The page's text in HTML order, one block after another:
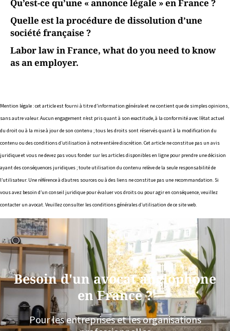
Qu’est-ce qu’une « annonce légale » en France ?
Quelle est la procédure de dissolution d’une
société française ?
Labor law in France, what do you need to know
as an employer.
Mention légale : cet article est fourni à titre d’information générale et ne contient que de simples opinions,
sans autre valeur. Aucun engagement n’est pris quant à son exactitude, à la conformité avec l’état actuel
du droit ou à la mise à jour de son contenu ; tous les droits sont réservés quant à la modification du
contenu ou des conditions d’utilisation à notre entière discrétion. Cet article ne constitue pas un avis
juridique et vous ne devez pas vous fonder sur les articles disponibles en ligne pour prendre une décision
ayant des conséquences juridiques ; toute utilisation du contenu relève de la seule responsabilité de
l’utilisateur. Une référence à d’autres sources ou à des liens ne constitue pas une recommandation. Si
vous avez besoin d’un conseil juridique pour évaluer vos droits ou pour agir en conséquence, veuillez
contacter un avocat. Veuillez consulter les conditions générales d’utilisation de ce site web.
Besoin d'un avocat anglophone
en France ?
Pour les entreprises et les organisations